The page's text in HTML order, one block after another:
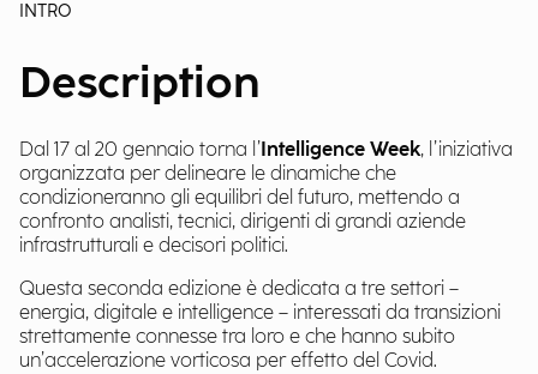
INTRO
Description
Dal 17 al 20 gennaio torna l’Intelligence Week, l’iniziativa
organizzata per delineare le dinamiche che
condizioneranno gli equilibri del futuro, mettendo a
confronto analisti, tecnici, dirigenti di grandi aziende
infrastrutturali e decisori politici.
Questa seconda edizione è dedicata a tre settori –
energia, digitale e intelligence – interessati da transizioni
strettamente connesse tra loro e che hanno subito
un’accelerazione vorticosa per effetto del Covid.